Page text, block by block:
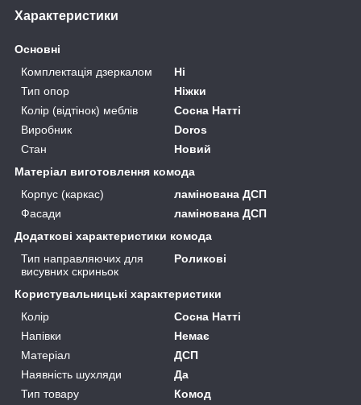
Характеристики
Основні
Комплектація дзеркалом
Ні
Тип опор
Ніжки
Колір (відтінок) меблів
Сосна Натті
Виробник
Doros
Стан
Новий
Матеріал виготовлення комода
Корпус (каркас)
ламінована ДСП
Фасади
ламінована ДСП
Додаткові характеристики комода
Тип направляючих для
висувних скриньок
Роликові
Користувальницькі характеристики
Колір
Сосна Натті
Напівки
Немає
Матеріал
ДСП
Наявність шухляди
Да
Тип товару
Комод